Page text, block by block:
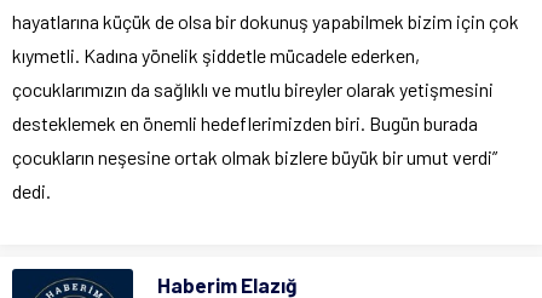
hayatlarına küçük de olsa bir dokunuş yapabilmek bizim için çok
kıymetli. Kadına yönelik şiddetle mücadele ederken,
çocuklarımızın da sağlıklı ve mutlu bireyler olarak yetişmesini
desteklemek en önemli hedeflerimizden biri. Bugün burada
çocukların neşesine ortak olmak bizlere büyük bir umut verdi”
dedi.
Haberim Elazığ